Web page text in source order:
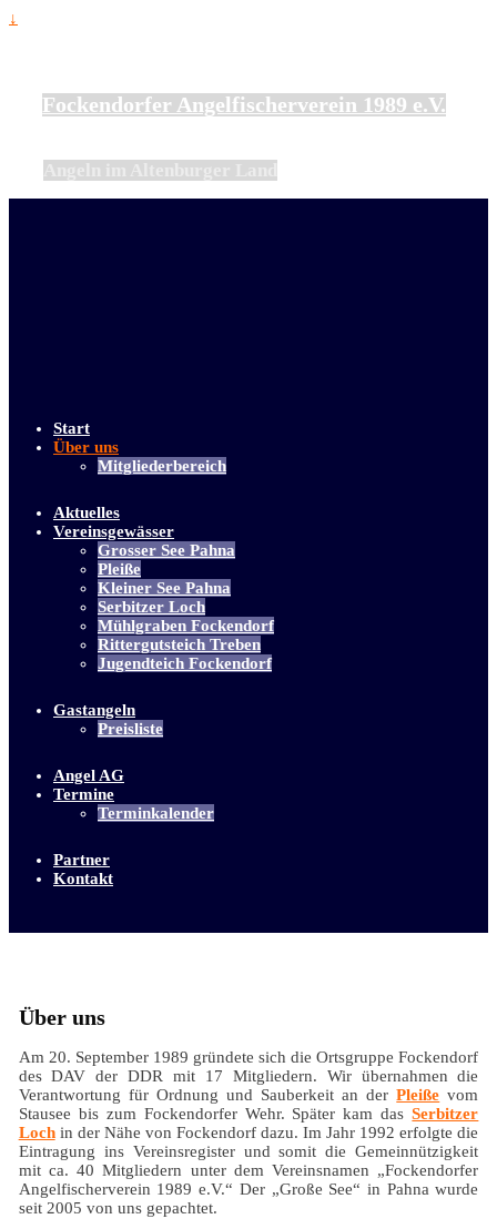
↓
Fockendorfer Angelfischerverein 1989 e.V.
Start
Über uns
Mitgliederbereich
Aktuelles
Vereinsgewässer
Grosser See Pahna
Pleiße
Kleiner See Pahna
Serbitzer Loch
Mühlgraben Fockendorf
Rittergutsteich Treben
Jugendteich Fockendorf
Gastangeln
Preisliste
Angel AG
Termine
Terminkalender
Partner
Kontakt
Über uns
Am 20. September 1989 gründete sich die Ortsgruppe Fockendorf
des DAV der DDR mit 17 Mitgliedern. Wir übernahmen die
Verantwortung für Ordnung und Sauberkeit an derPleiße vom
Stausee bis zum Fockendorfer Wehr. Später kam dasSerbitzer
Lochin der Nähe von Fockendorf dazu. Im Jahr 1992 erfolgte die
Eintragung ins Vereinsregister und somit die Gemeinnützigkeit
mit ca. 40 Mitgliedern unter dem Vereinsnamen „Fockendorfer
Angelfischerverein 1989 e.V.“ Der „Große See“ in Pahna wurde
seit 2005 von uns gepachtet.